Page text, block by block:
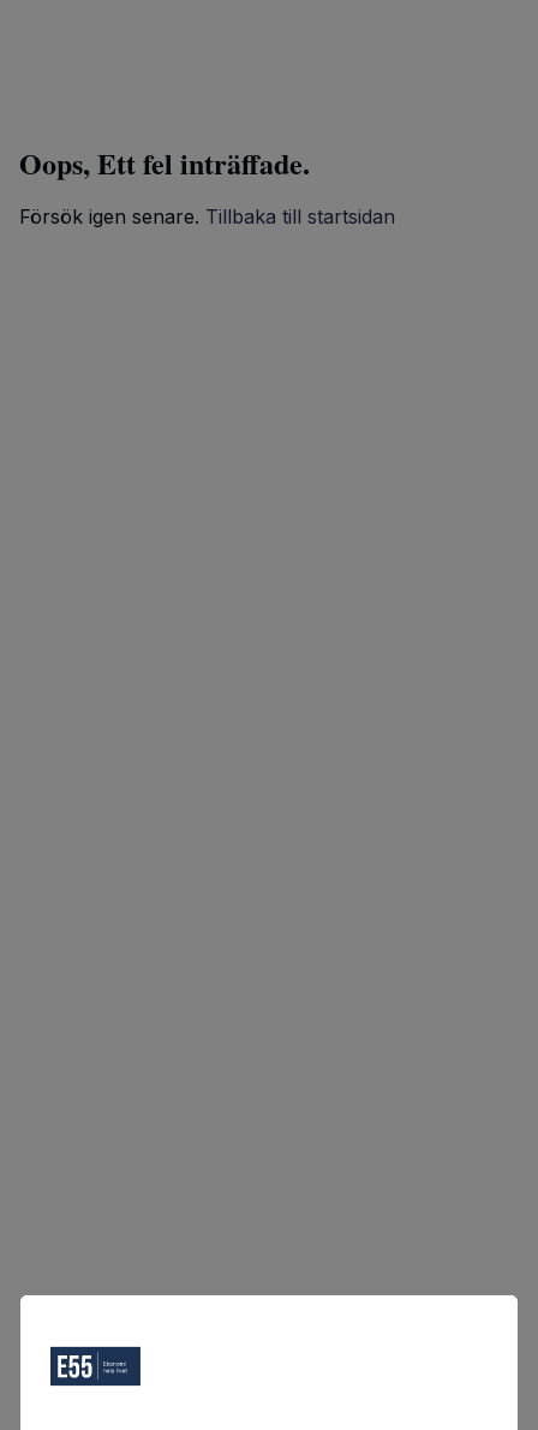
Oops, Ett fel inträffade.
Försök igen senare. Tillbaka till startsidan